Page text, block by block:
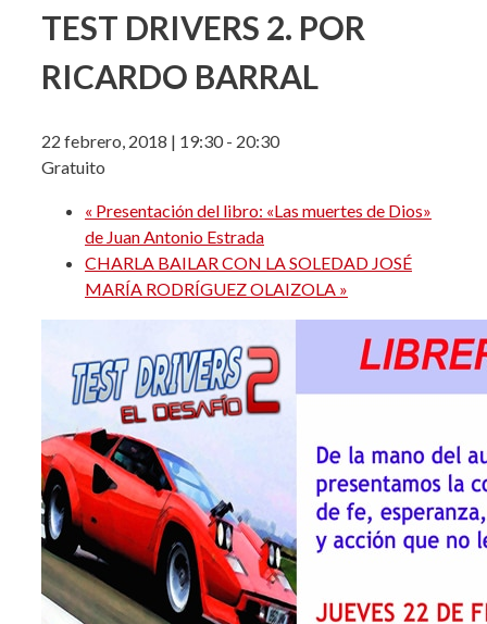
TEST DRIVERS 2. POR
RICARDO BARRAL
22 febrero, 2018 | 19:30- 20:30
Gratuito
« Presentación del libro: «Las muertes de Dios»
de Juan Antonio Estrada
CHARLA BAILAR CON LA SOLEDAD JOSÉ
MARÍA RODRÍGUEZ OLAIZOLA »